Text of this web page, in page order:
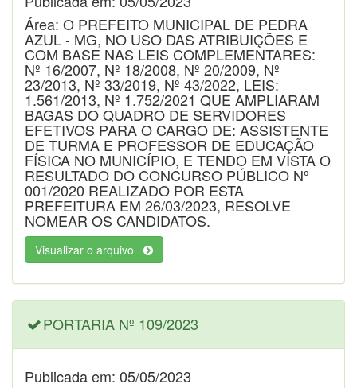
Área: O PREFEITO MUNICIPAL DE PEDRA
AZUL - MG, NO USO DAS ATRIBUIÇÕES E
COM BASE NAS LEIS COMPLEMENTARES:
Nº 16/2007, Nº 18/2008, Nº 20/2009, Nº
23/2013, Nº 33/2019, Nº 43/2022, LEIS:
1.561/2013, Nº 1.752/2021 QUE AMPLIARAM
BAGAS DO QUADRO DE SERVIDORES
EFETIVOS PARA O CARGO DE: ASSISTENTE
DE TURMA E PROFESSOR DE EDUCAÇÃO
FÍSICA NO MUNICÍPIO, E TENDO EM VISTA O
RESULTADO DO CONCURSO PÚBLICO Nº
001/2020 REALIZADO POR ESTA
PREFEITURA EM 26/03/2023, RESOLVE
NOMEAR OS CANDIDATOS.
Visualizar o arquivo
PORTARIA Nº 109/2023
Publicada em: 05/05/2023